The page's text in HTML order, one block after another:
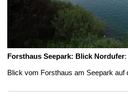
Forsthaus Seepark: Blick Nordufer:
Blick vom Forsthaus am Seepark auf